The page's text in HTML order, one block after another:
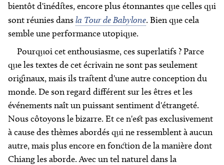
bientôt d'inédites, encore plus étonnantes que celles qui
sont réunies dansla Tour de Babylone. Bien que cela
semble une performance utopique.
Pourquoi cet enthousiasme, ces superlatifs ? Parce
que les textes de cet écrivain ne sont pas seulement
originaux, mais ils traitent d'une autre conception du
monde. De son regard différent sur les êtres et les
événements naît un puissant sentiment d'étrangeté.
Nous côtoyons le bizarre. Et ce n'est pas exclusivement
à cause des thèmes abordés qui ne ressemblent à aucun
autre, mais plus encore en fonction de la manière dont
Chiang les aborde. Avec un tel naturel dans la